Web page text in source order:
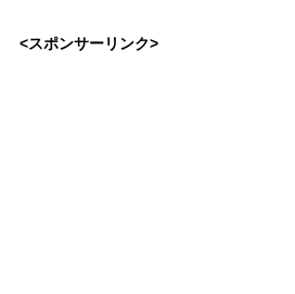
<スポンサーリンク>